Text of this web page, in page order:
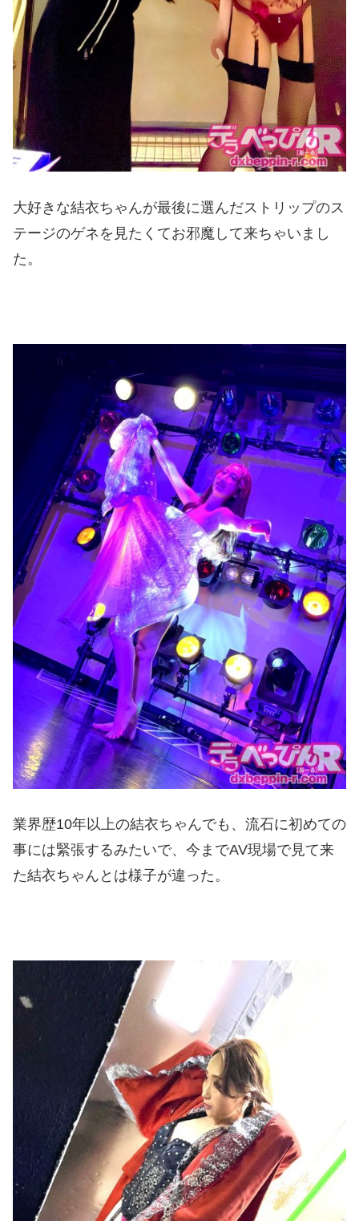
大好きな結衣ちゃんが最後に選んだストリップのス
テージのゲネを見たくてお邪魔して来ちゃいまし
た。
業界歴10年以上の結衣ちゃんでも、流石に初めての
事には緊張するみたいで、今までAV現場で見て来
た結衣ちゃんとは様子が違った。